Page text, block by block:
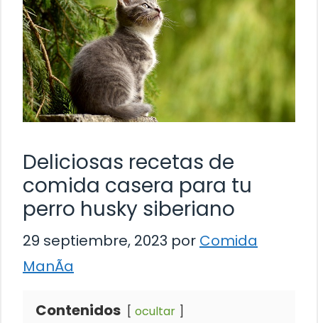
Deliciosas recetas de
comida casera para tu
perro husky siberiano
29 septiembre, 2023 por Comida
ManÃ­a
Contenidos ocultar